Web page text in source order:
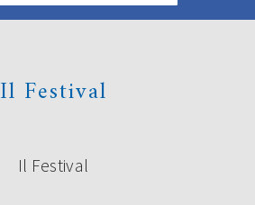
Il Festival
Il Festival